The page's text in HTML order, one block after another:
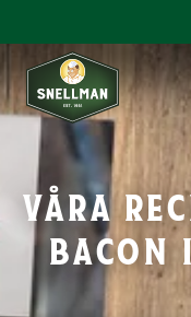
våra
bacon